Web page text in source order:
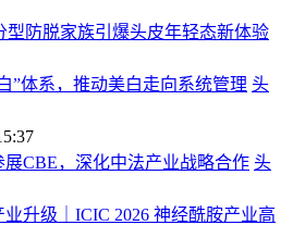
型防脱家族引爆头皮年轻态新体验
”体系，推动美白走向系统管理 头
CBE，深化中法产业战略合作 头
升级｜ICIC 2026 神经酰胺产业高